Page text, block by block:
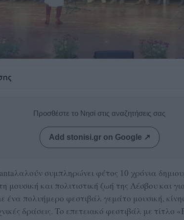
Προσθέστε το Νησί στις αναζητήσεις σας
Add stonisi.gr on Google ↗
συμπληρώνει φέτος 10 χρόνια
μουσική και πολιτιστική ζωή της Λέσβου και
ένα πολυήμερο φεστιβάλ γεμάτο μουσική,
δράσεις. Το επετειακό φεστιβάλ με τίτλο